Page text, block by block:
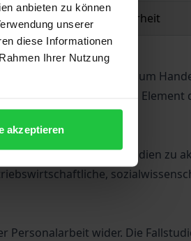
anbieten zu können
unserer
diese Informationen
Ihrer Nutzung
akzeptieren
Produktsicherheit
und die Akteure zum
didaktisches Element
umfasst 16 Fallstudien zu
Personalarbeit wider. Die